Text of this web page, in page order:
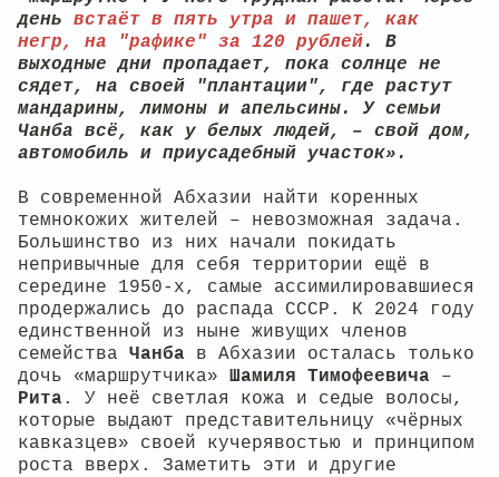
день встаёт в пять утра и пашет, как
негр, на "рафике" за 120 рублей. В
выходные дни пропадает, пока солнце не
сядет, на своей "плантации", где растут
мандарины, лимоны и апельсины. У семьи
Чанба всё, как у белых людей, – свой дом,
автомобиль и приусадебный участок».
В современной Абхазии найти коренных
темнокожих жителей – невозможная задача.
Большинство из них начали покидать
непривычные для себя территории ещё в
середине 1950-х, самые ассимилировавшиеся
продержались до распада СССР. К 2024 году
единственной из ныне живущих членов
семейства Чанба в Абхазии осталась только
дочь «маршрутчика» Шамиля Тимофеевича –
Рита. У неё светлая кожа и седые волосы,
которые выдают представительницу «чёрных
кавказцев» своей кучерявостью и принципом
роста вверх. Заметить эти и другие